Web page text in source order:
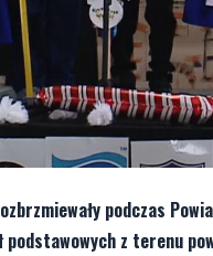
podczas
podstawowych z terenu